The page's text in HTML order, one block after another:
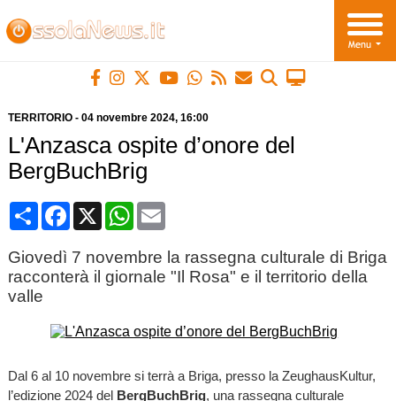
TERRITORIO- 04 novembre 2024, 16:00
L'Anzasca ospite d’onore del
BergBuchBrig
CondividiFacebook
X WhatsApp
Email
Giovedì 7 novembre la rassegna culturale di Briga
racconterà il giornale "Il Rosa" e il territorio della
valle
Dal 6 al 10 novembre si terrà a Briga, presso la ZeughausKultur,
l’edizione 2024 del BergBuchBrig, una rassegna culturale